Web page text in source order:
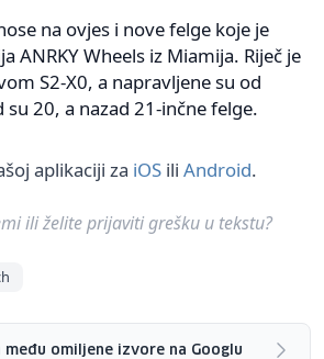
na ovjes i nove felge koje je
ANRKY Wheels iz Miamija. Riječ je
S2-X0, a napravljene su od
20, a nazad 21-inčne felge.
aplikaciji za iOS ili Android.
ili želite prijaviti grešku u tekstu?
među omiljene izvore na Googlu